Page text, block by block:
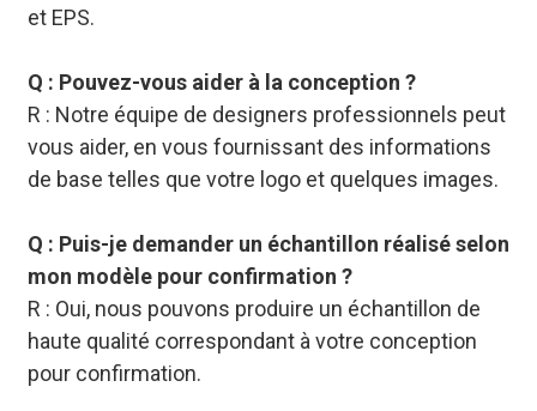
et EPS.
Q : Pouvez-vous aider à la conception ?
R : Notre équipe de designers professionnels peut
vous aider, en vous fournissant des informations
de base telles que votre logo et quelques images.
Q : Puis-je demander un échantillon réalisé selon
mon modèle pour confirmation ?
R : Oui, nous pouvons produire un échantillon de
haute qualité correspondant à votre conception
pour confirmation.